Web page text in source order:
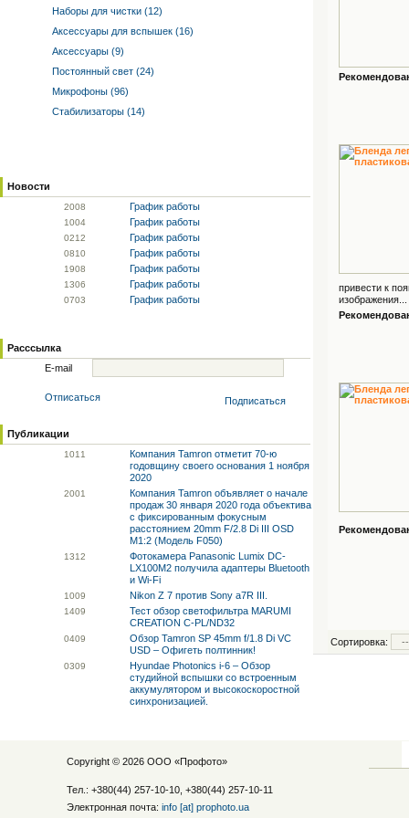
Наборы для чистки (12)
Аксессуары для вспышек (16)
Аксессуары (9)
Постоянный свет (24)
Микрофоны (96)
Стабилизаторы (14)
Новости
2008 График работы
1004 График работы
0212 График работы
0810 График работы
1908 График работы
1306 График работы
0703 График работы
Расссылка
E-mail
Отписаться Подписаться
Публикации
1011
Компания Tamron отметит 70-ю
годовщину своего основания 1 ноября
2020
2001
Компания Tamron объявляет о начале
продаж 30 января 2020 года объектива
с фиксированным фокусным
расстоянием 20mm F/2.8 Di III OSD
M1:2 (Модель F050)
1312
Фотокамера Panasonic Lumix DC-
LX100M2 получила адаптеры Bluetooth
и Wi-Fi
1009 Nikon Z 7 против Sony a7R III.
1409
Тест обзор светофильтра MARUMI
CREATION C-PL/ND32
0409
Обзор Tamron SP 45mm f/1.8 Di VC
USD – Офигеть полтинник!
0309
Hyundae Photonics i-6 – Обзор
студийной вспышки со встроенным
аккумулятором и высокоскоростной
синхронизацией.
привести к
изображения...
Сортировка:
Copyright © 2026 ООО «Профото»
Тел.: +380(44) 257-10-10, +380(44) 257-10-11
Электронная почта: info [at] prophoto.ua